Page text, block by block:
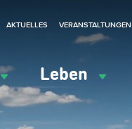
Leben
AKTUELLES VERANSTALTUNGEN